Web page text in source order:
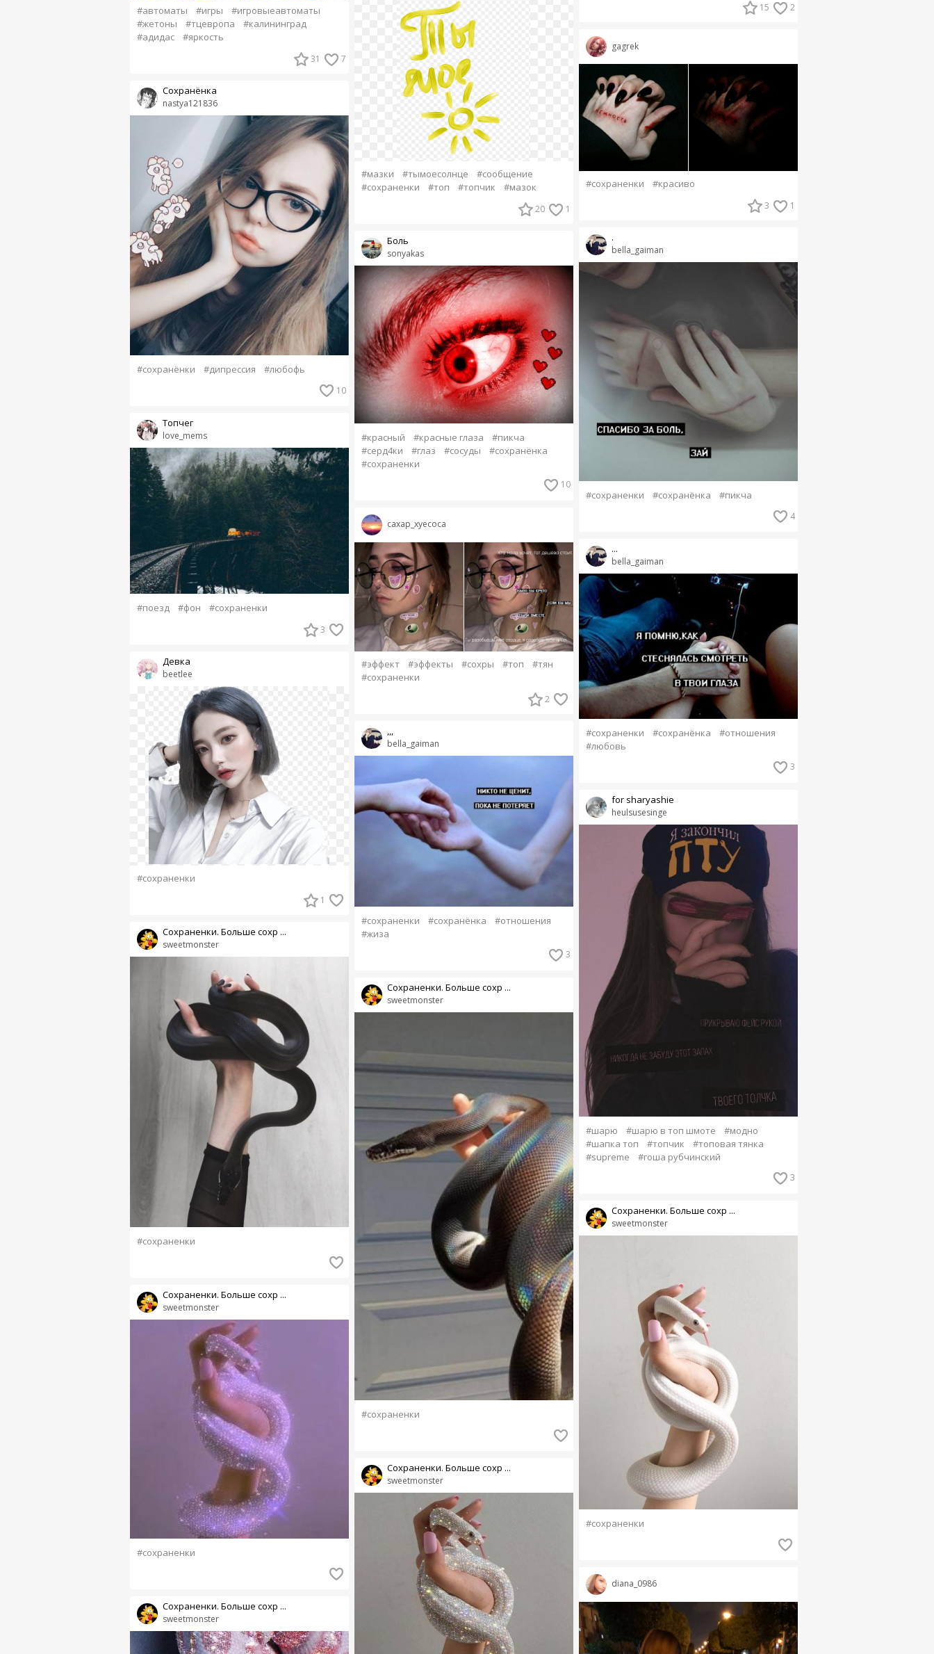
#автоматы #игры
#игровыеавтоматы
#жетоны
#тцевропа
#калининград
#адидас
#яркость
31 7
nastya121836
Сохранёнка
#сохранёнки #дипрессия #любофь
10
love_mems
Топчег
#поезд #фон #сохраненки
3
beetlee
Девка
#сохраненки
1
sweetmonster
Сохраненки. Больше сохр ...
#сохраненки
sweetmonster
Сохраненки. Больше сохр ...
#сохраненки
sweetmonster
Сохраненки. Больше сохр ...
#мазки #тымоесолнце
#сообщение
#сохраненки
#топ #топчик #мазок
20 1
sonyakas
Боль
#красный #красные глаза
#пикча
#серд4ки
#глаз #сосуды
#сохранёнка
#сохраненки
10
caxap_xyecoca
#эффект #эффекты #сохры #топ
#тян
#сохраненки
2
bella_gaiman
,,,
#сохраненки #сохранёнка
#отношения
#жиза
3
sweetmonster
Сохраненки. Больше сохр ...
#сохраненки
sweetmonster
Сохраненки. Больше сохр ...
15 2
gagrek
#сохраненки #красиво
3 1
bella_gaiman
.
#сохраненки #сохранёнка #пикча
4
bella_gaiman
...
#сохраненки #сохранёнка
#отношения
#любовь
3
heulsusesinge
for sharyashiе
#шарю #шарю в топ шмоте
#модно
#шапка топ
#топчик
#топовая тянка
#supreme
#гоша рубчинский
3
sweetmonster
Сохраненки. Больше сохр ...
#сохраненки
diana_0986